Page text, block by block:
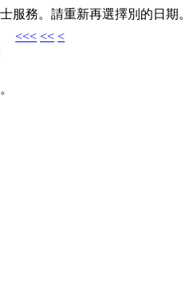
服務。請重新再選擇別的日期
<<< << <